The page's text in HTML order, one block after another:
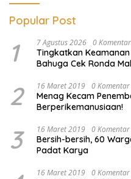
Popular Post
1 7 Agustus 2026 0 Komentar
Tingkatkan
Bahuga Cek Ronda
2 16 Maret 2019 0 Komentar
Menag Kecam
Berperikemanusiaan!
3 16 Maret 2019 0 Komentar
Bersih-bersih, 60
Padat Karya
16 Maret 2019 0 Komentar